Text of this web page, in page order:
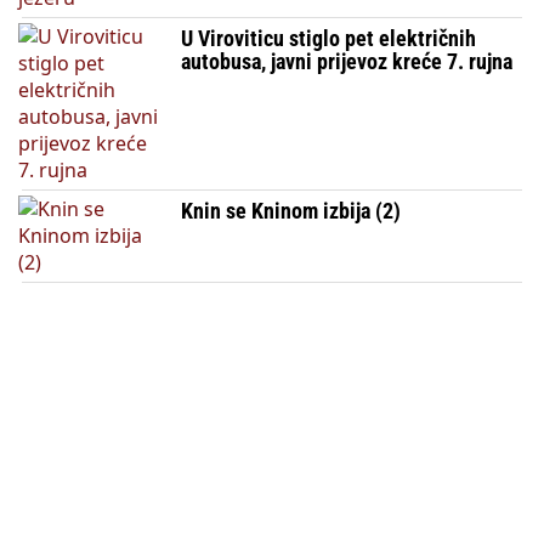
U Viroviticu stiglo pet električnih
autobusa, javni prijevoz kreće 7. rujna
Knin se Kninom izbija (2)